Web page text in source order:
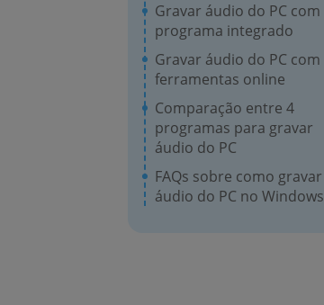
Gravar áudio do PC com
programa integrado
Gravar áudio do PC com
ferramentas online
Comparação entre 4
programas para gravar
áudio do PC
FAQs sobre como gravar
áudio do PC no Windows